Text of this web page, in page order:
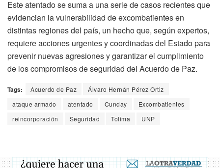
Este atentado se suma a una serie de casos recientes que
evidencian la vulnerabilidad de excombatientes en
distintas regiones del país, un hecho que, según expertos,
requiere acciones urgentes y coordinadas del Estado para
prevenir nuevas agresiones y garantizar el cumplimiento
de los compromisos de seguridad del Acuerdo de Paz.
Tags: Acuerdo de Paz
Álvaro Hernán Pérez Ortiz
ataque armado
atentado Cunday
Excombatientes
reincorporación
Seguridad Tolima UNP